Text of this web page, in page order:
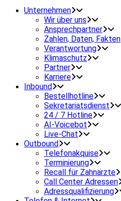
Unternehmen
Wir über uns
Ansprechpartner
Zahlen, Daten, Fakten
Verantwortung
Klimaschutz
Partner
Karriere
Inbound
Bestellhotline
Sekretariatsdienst
24 / 7 Hotline
AI-Voicebot
Live-Chat
Outbound
Telefonakquise
Terminierung
Recall für Zahnärzte
Call Center Adressen
Adressqualifizierung